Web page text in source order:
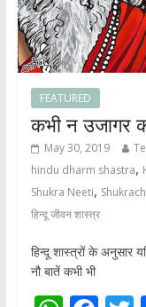
FEATURED
कभी न उजागर
May 30, 2019
hindu dharm shastra,
Shukra Neeti,
हिन्दू जीवन शास्त्र
हिन्दू शास्त्रों के अनुसार
नौ बातें कभी भी